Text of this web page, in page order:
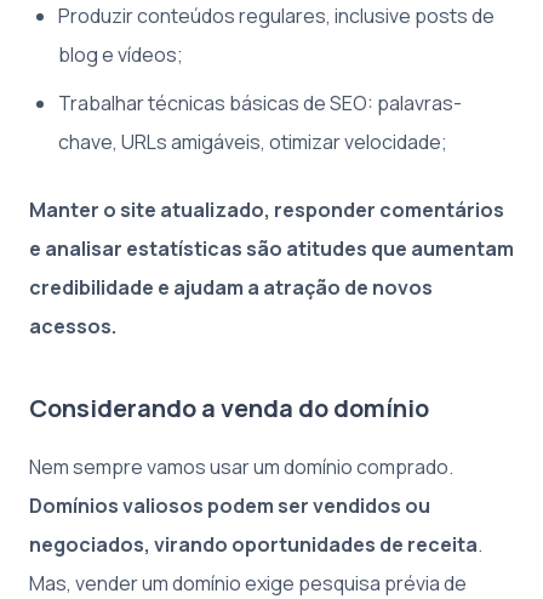
Produzir conteúdos regulares, inclusive posts de
blog e vídeos;
Trabalhar técnicas básicas de SEO: palavras-
chave, URLs amigáveis, otimizar velocidade;
Manter o site atualizado, responder comentários
e analisar estatísticas são atitudes que aumentam
credibilidade e ajudam a atração de novos
acessos.
Considerando a venda do domínio
Nem sempre vamos usar um domínio comprado.
Domínios valiosos podem ser vendidos ou
negociados, virando oportunidades de receita.
Mas, vender um domínio exige pesquisa prévia de